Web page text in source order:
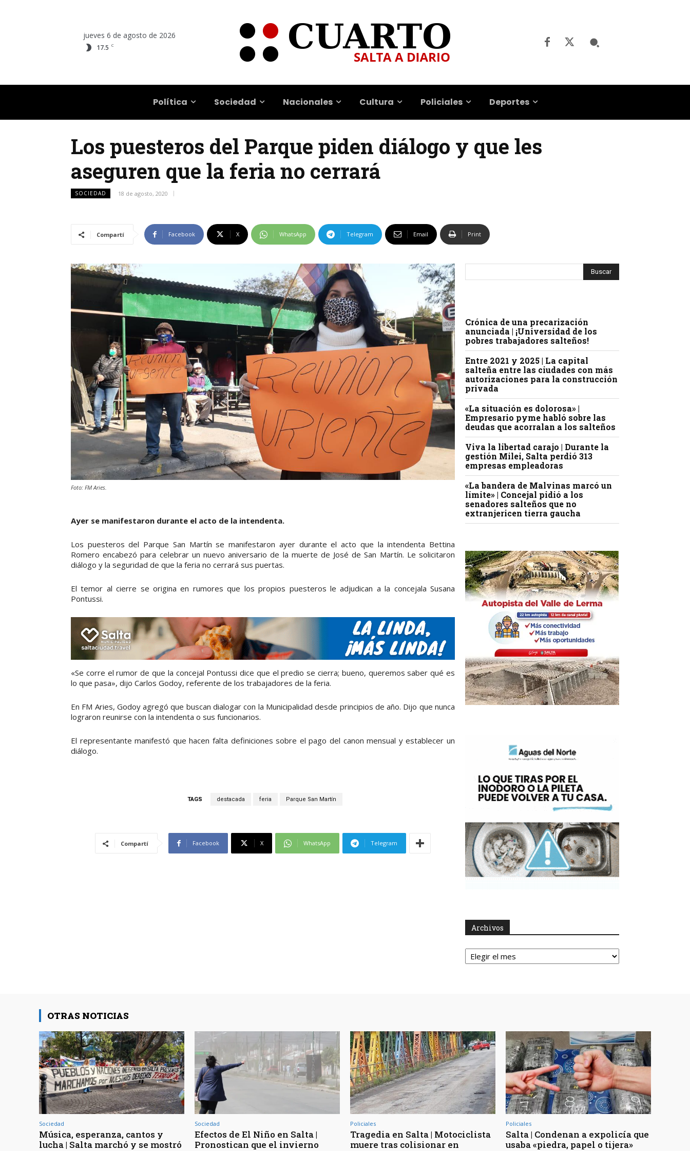
jueves 6 de agosto de 2026
17.5 C
Política Sociedad Nacionales Cultura Policiales Deportes
Los puesteros del Parque piden diálogo y que les
aseguren que la feria no cerrará
SOCIEDAD 18 de agosto, 2020
Compartí Facebook X WhatsApp Telegram Email Print
Foto: FM Aries.
Ayer se manifestaron durante el acto de la intendenta.
Los puesteros del Parque San Martín se manifestaron ayer durante el acto que la intendenta Bettina
Romero encabezó para celebrar un nuevo aniversario de la muerte de José de San Martín. Le solicitaron
diálogo y la seguridad de que la feria no cerrará sus puertas.
El temor al cierre se origina en rumores que los propios puesteros le adjudican a la concejala Susana
Pontussi.
«Se corre el rumor de que la concejal Pontussi dice que el predio se cierra; bueno, queremos saber qué es
lo que pasa», dijo Carlos Godoy, referente de los trabajadores de la feria.
En FM Aries, Godoy agregó que buscan dialogar con la Municipalidad desde principios de año. Dijo que nunca
lograron reunirse con la intendenta o sus funcionarios.
El representante manifestó que hacen falta definiciones sobre el pago del canon mensual y establecer un
diálogo.
TAGS destacada feria Parque San Martín
Compartí Facebook X WhatsApp Telegram
Crónica de una precarización
anunciada | ¡Universidad de los
pobres trabajadores salteños!
Entre 2021 y 2025 | La capital
salteña entre las ciudades con más
autorizaciones para la construcción
privada
«La situación es dolorosa» |
Empresario pyme habló sobre las
deudas que acorralan a los salteños
Viva la libertad carajo | Durante la
gestión Milei, Salta perdió 313
empresas empleadoras
«La bandera de Malvinas marcó un
límite» | Concejal pidió a los
senadores salteños que no
extranjericen tierra gaucha
Archivos
Archivos
OTRAS NOTICIAS
Sociedad
Música, esperanza, cantos y
lucha | Salta marchó y se mostró
Sociedad
Efectos de El Niño en Salta |
Pronostican que el invierno
Policiales
Tragedia en Salta | Motociclista
muere tras colisionar en
Policiales
Salta | Condenan a expolicía que
usaba «piedra, papel o tijera»